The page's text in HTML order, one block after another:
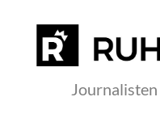
Journalisten